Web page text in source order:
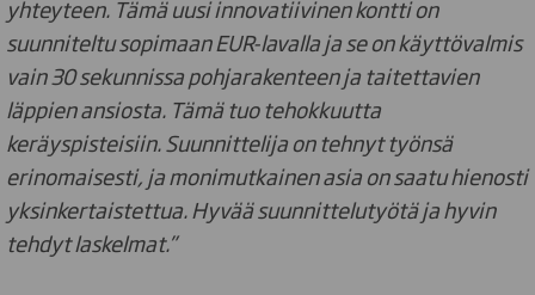
yhteyteen. Tämä uusi innovatiivinen kontti on
suunniteltu sopimaan EUR-lavalla ja se on käyttövalmis
vain 30 sekunnissa pohjarakenteen ja taitettavien
läppien ansiosta. Tämä tuo tehokkuutta
keräyspisteisiin. Suunnittelija on tehnyt työnsä
erinomaisesti, ja monimutkainen asia on saatu hienosti
yksinkertaistettua. Hyvää suunnittelutyötä ja hyvin
tehdyt laskelmat.”